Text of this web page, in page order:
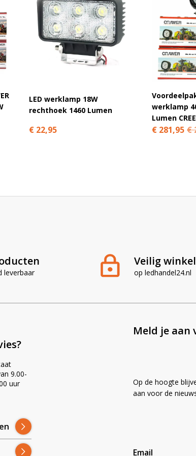
LED werklamp 18W
rechthoek 1460 Lumen
€ 22,95
werklamp
Lumen CREE
€ 281,95 €
leverbaar
Veilig
op ledhandel24.nl
9.00-
uur
Meld je aan
Op de hoogte
aan voor de
Email